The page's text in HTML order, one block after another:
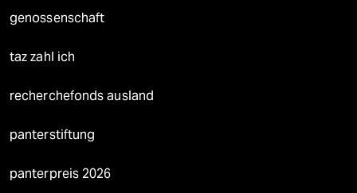
genossenschaft
taz zahl ich
recherchefonds ausland
panterstiftung
panterpreis 2026